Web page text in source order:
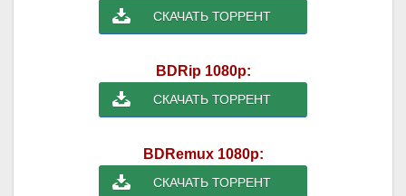
СКАЧАТЬ ТОРРЕНТ
BDRip 1080p:
СКАЧАТЬ ТОРРЕНТ
BDRemux 1080p:
СКАЧАТЬ ТОРРЕНТ